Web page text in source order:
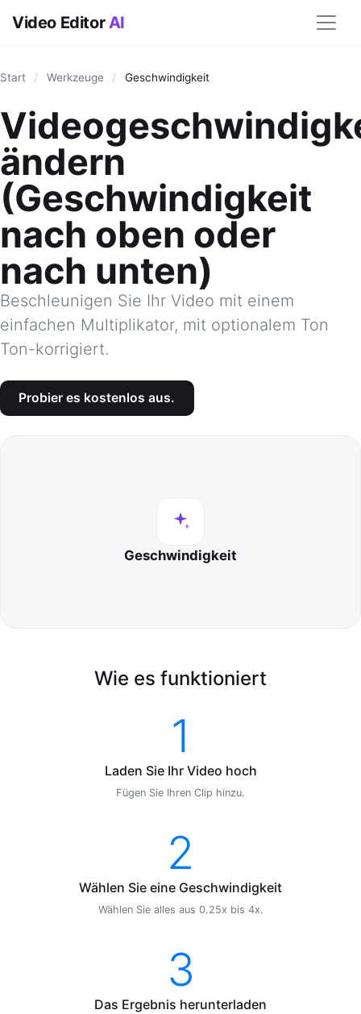
Video EditorAI
Start / Werkzeuge / Geschwindigkeit
ändern
(Geschwindigkeit
nach oben oder
nach unten)
Beschleunigen Sie Ihr Video mit einem
einfachen Multiplikator, mit optionalem Ton
Ton-korrigiert.
Probier es kostenlos aus.
Geschwindigkeit
Wie es funktioniert
1
Laden Sie Ihr Video hoch
Fügen Sie Ihren Clip hinzu.
2
Wählen Sie eine Geschwindigkeit
Wählen Sie alles aus 0.25x bis 4x.
3
Das Ergebnis herunterladen